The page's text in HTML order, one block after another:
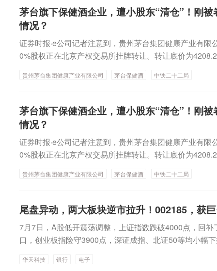
业务线的部门持有或管理，保障公司流动性安全。★市
64%，算力硬件股集体反弹截至今日收盘，沪指涨0.33%
指涨5.64%。市场震荡反弹，创业板指领涨。沪深两市成
易日放量2162亿。盘面上，市场热点快速轮动，全市场
涨停。从板块来看，算力租赁概念延续强势，美利云3连
出3天2板，高乐股份、行云科技涨停。CPO概念震荡反
板，中国科传、返利科技均走出5天3板。CRO概念表现
百花医药涨停。下跌方面，大金融板块震荡回落，银行、
中建”四大行均跌超3%。香港恒生指数收跌0.6%，汽车
港恒生指数收跌0.6%，恒生科技指数涨0.21%。光通信
2%，兆易创新涨超8%，华虹宏力涨超6%。汽车板块普
元；深交所融资余额报12489.16亿元，较前一交易日减
1.74亿元，较前一交易日减少87.94亿元。★公司动态★
吨/年MDI装置将停产检修今日晚间，“化工茅”万华化学
计检修45天左右。本次停产检修是根据年度计划进行的
资金冲击、重要节点预期过于一致、地缘冲突和油价反复
的跌幅和速度均超预期。从A股、美股过往核心产业周期
板块的调整空间已经比较充分，调整时间较历史情形还
第二次“胜负手”已不远。
微、九安医疗等获得超10亿元净流入，中芯国际、昆仑
入。医药股再度集体逆市上涨，中药方向领涨，板块指数
生物谷、陇神戎发、同仁堂等跟随放量大涨。医疗美容
等细分板块也纷纷逆市走强，哈药股份连续5日涨停，海
医疗、新赣江、博瑞医药等批量涨停或涨超10%。港股
展“十五五”规划》。国家卫生健康委员会、国家中医药局
发《国家基本药物目录（2026年版）》，新版目录从过
94种，其中中成药318种，新增48种中成药。芯片股则全
3%。长电科技、博杰股份、兆易创新、华工科技等批量
4%，每股股价再度失守2000元，寒武纪、中际旭创也均
股大跌，隔夜美股存储芯片板块遭猛烈抛售，闪迪跌
3%，日经225指数跌近3%。展望后市，招商证券指出，
要是海外市场高波动的科技板块向A股的映射。7月进入
期，高估值的科技成长板块面临业绩验证压力。回到产
先进生产力主线定价。AI投资链条尚未被证伪，但交易
存储芯片、光刻机等板块跌幅居前。Wind实时监测数据
亿元主力资金净流入，医药生物获得逾50亿元净流入，
电子、房地产、汽车均获得超20亿元净流入。非银金融
元，公用事业净流出逾13亿元，电力设备、石油石化等
方面，AI应用板块获得逾88亿元主力资金净流入，AI算
应用获得逾70亿元净流入，云计算、大数据等均获得超
资金净流入，景旺电子获得逾20亿元净流入，万通发展
超10亿元净流入，中芯国际、昆仑万维等也都获得超亿
逆市上涨，中药方向领涨，板块指数低开高走，午后进
超3%，日K线连续7日收阳。片仔癀(600436)、珍宝岛
生物谷、陇神戎发、同仁堂等跟随放量大涨。医疗美容
等细分板块也纷纷逆市走强，哈药股份连续5日涨停，海
0%。近来，医药行业政策利好频频。日前，国务院批复
展“十五五”规划》。国家卫生健康委员会、国家中医药
发《国家基本药物目录（2026年版）》，新版目录从过
94种，其中中成药318种，新增48种中成药。芯片股则全
挫逾5%，长电科技、德明利、兆易创新、华天科技等个
茅台旗下保健酒企业，遭小股东“清仓”！刚
情况？
证券时报·e公司记者注意到，贵州茅台集团健康产业有限
0%股权正在北京产权交易所挂牌转让。转让底价为
后，其将不再持股。企查查显示，茅台健康成立于2014
岭凯帝参茸鹿产品贸易、中铁二十二局、西丰县城市建设
酒业五家股东共同投资建设。公司主要以研发生产酱香白
主营业务，产品有“茅鹿源”保健酒及系列露酒、中高端酱
其中，“茅鹿源”保健酒是公司的核心产品。值得一提的是
背景。不久之前，茅台健康被卷入了强制搭售风波。5月
企业负责人身份卧底“茅台集团2026年全国项目合作峰会”
黔茅酒”的白色椅套。6月初，茅台保健酒发布声明称，“
限公司（茅台健康全资子公司，下称“健康销售”）等进行
自开展的误导消费者的招商、宣传活动。鉴于此活动已
暂停与黔茅策划一切合作及经销授权，后续将依法追究
贵州茅台集团健康产业有限公司 茅台保健酒 中铁二十二局
茅台旗下保健酒企业，遭小股东“清仓”！刚
情况？
证券时报·e公司记者注意到，贵州茅台集团健康产业有限
0%股权正在北京产权交易所挂牌转让。转让底价为
后，其将不再持股。企查查显示，茅台健康成立于2014
岭凯帝参茸鹿产品贸易、中铁二十二局、西丰县城市建
酒业五家股东共同投资建设。公司主要以研发生产酱香白
主营业务，产品有“茅鹿源”保健酒及系列露酒、中高端酱
其中，“茅鹿源”保健酒是公司的核心产品。值得一提的是
背景。不久之前，茅台健康被卷入了强制搭售风波。5月
贵州茅台集团健康产业有限公司 茅台保健酒 中铁二十二局
尾盘异动，两大板块逆市拉升！002185，获
7月7日，A股低开震荡调整，上证指数跌破4000点，回
口，创业板指险守3900点，深证成指、北证50等均小幅
戏、银行、石油开采、培育钻石等板块相对活跃，化纤
华天科技 银行 电子